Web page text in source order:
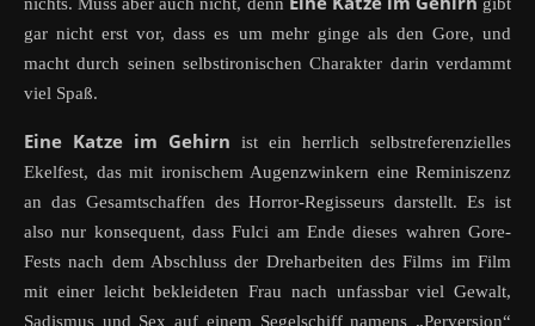
nichts. Muss aber auch nicht, denn
gibt
gar nicht erst vor, dass es um mehr ginge als den Gore, und
macht durch seinen selbstironischen Charakter darin verdammt
viel Spaß.
Eine Katze im Gehirn ist ein herrlich selbstreferenzielles
Ekelfest, das mit ironischem Augenzwinkern eine Reminiszenz
an das Gesamtschaffen des Horror-Regisseurs darstellt. Es ist
also nur konsequent, dass Fulci am Ende dieses wahren Gore-
Fests nach dem Abschluss der Dreharbeiten des Films im Film
mit einer leicht bekleideten Frau nach unfassbar viel Gewalt,
Sadismus und Sex auf einem Segelschiff namens „Perversion“